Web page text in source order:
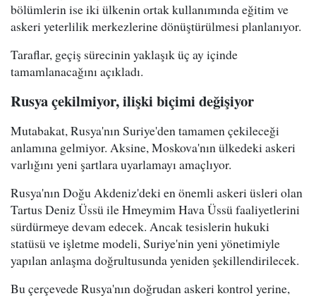
bölümlerin ise iki ülkenin ortak kullanımında eğitim ve
askeri yeterlilik merkezlerine dönüştürülmesi planlanıyor.
Taraflar, geçiş sürecinin yaklaşık üç ay içinde
tamamlanacağını açıkladı.
Rusya çekilmiyor, ilişki biçimi değişiyor
Mutabakat, Rusya'nın Suriye'den tamamen çekileceği
anlamına gelmiyor. Aksine, Moskova'nın ülkedeki askeri
varlığını yeni şartlara uyarlamayı amaçlıyor.
Rusya'nın Doğu Akdeniz'deki en önemli askeri üsleri olan
Tartus Deniz Üssü ile Hmeymim Hava Üssü faaliyetlerini
sürdürmeye devam edecek. Ancak tesislerin hukuki
statüsü ve işletme modeli, Suriye'nin yeni yönetimiyle
yapılan anlaşma doğrultusunda yeniden şekillendirilecek.
Bu çerçevede Rusya'nın doğrudan askeri kontrol yerine,